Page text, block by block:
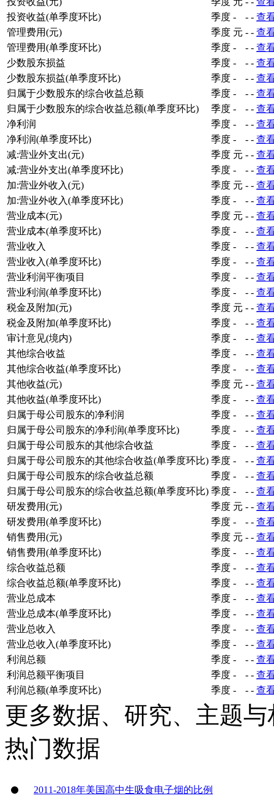
投资收益(单季度环比)
季度 - - - 查
管理费用(元)
季度 元 - - 查
管理费用(单季度环比)
季度 - - - 查
少数股东损益
季度 - - - 查
少数股东损益(单季度环比)
季度 - - - 查
归属于少数股东的综合收益总额
季度 - - - 查
归属于少数股东的综合收益总额(单季度环比)
季度 - - - 查
净利润
季度 - - - 查
净利润(单季度环比)
季度 - - - 查
减:营业外支出(元)
季度 元 - - 查
减:营业外支出(单季度环比)
季度 - - - 查
加:营业外收入(元)
季度 元 - - 查
加:营业外收入(单季度环比)
季度 - - - 查
营业成本(元)
季度 元 - - 查
营业成本(单季度环比)
季度 - - - 查
营业收入
季度 - - - 查
营业收入(单季度环比)
季度 - - - 查
营业利润平衡项目
季度 - - - 查
营业利润(单季度环比)
季度 - - - 查
税金及附加(元)
季度 元 - - 查
税金及附加(单季度环比)
季度 - - - 查
审计意见(境内)
季度 - - - 查
其他综合收益
季度 - - - 查
其他综合收益(单季度环比)
季度 - - - 查
其他收益(元)
季度 元 - - 查
其他收益(单季度环比)
季度 - - - 查
归属于母公司股东的净利润
季度 - - - 查
归属于母公司股东的净利润(单季度环比)
季度 - - - 查
归属于母公司股东的其他综合收益
季度 - - - 查
归属于母公司股东的其他综合收益(单季度环比) 季度 - - - 查
归属于母公司股东的综合收益总额
季度 - - - 查
归属于母公司股东的综合收益总额(单季度环比) 季度 - - - 查
研发费用(元)
季度 元 - - 查
研发费用(单季度环比)
季度 - - - 查
销售费用(元)
季度 元 - - 查
销售费用(单季度环比)
季度 - - - 查
综合收益总额
季度 - - - 查
综合收益总额(单季度环比)
季度 - - - 查
营业总成本
季度 - - - 查
营业总成本(单季度环比)
季度 - - - 查
营业总收入
季度 - - - 查
营业总收入(单季度环比)
季度 - - - 查
利润总额
季度 - - - 查
利润总额平衡项目
季度 - - - 查
利润总额(单季度环比)
季度 - - - 查
更多数据、研究、主题
热门数据
2011-2018年美国高中生吸食电子烟的比例